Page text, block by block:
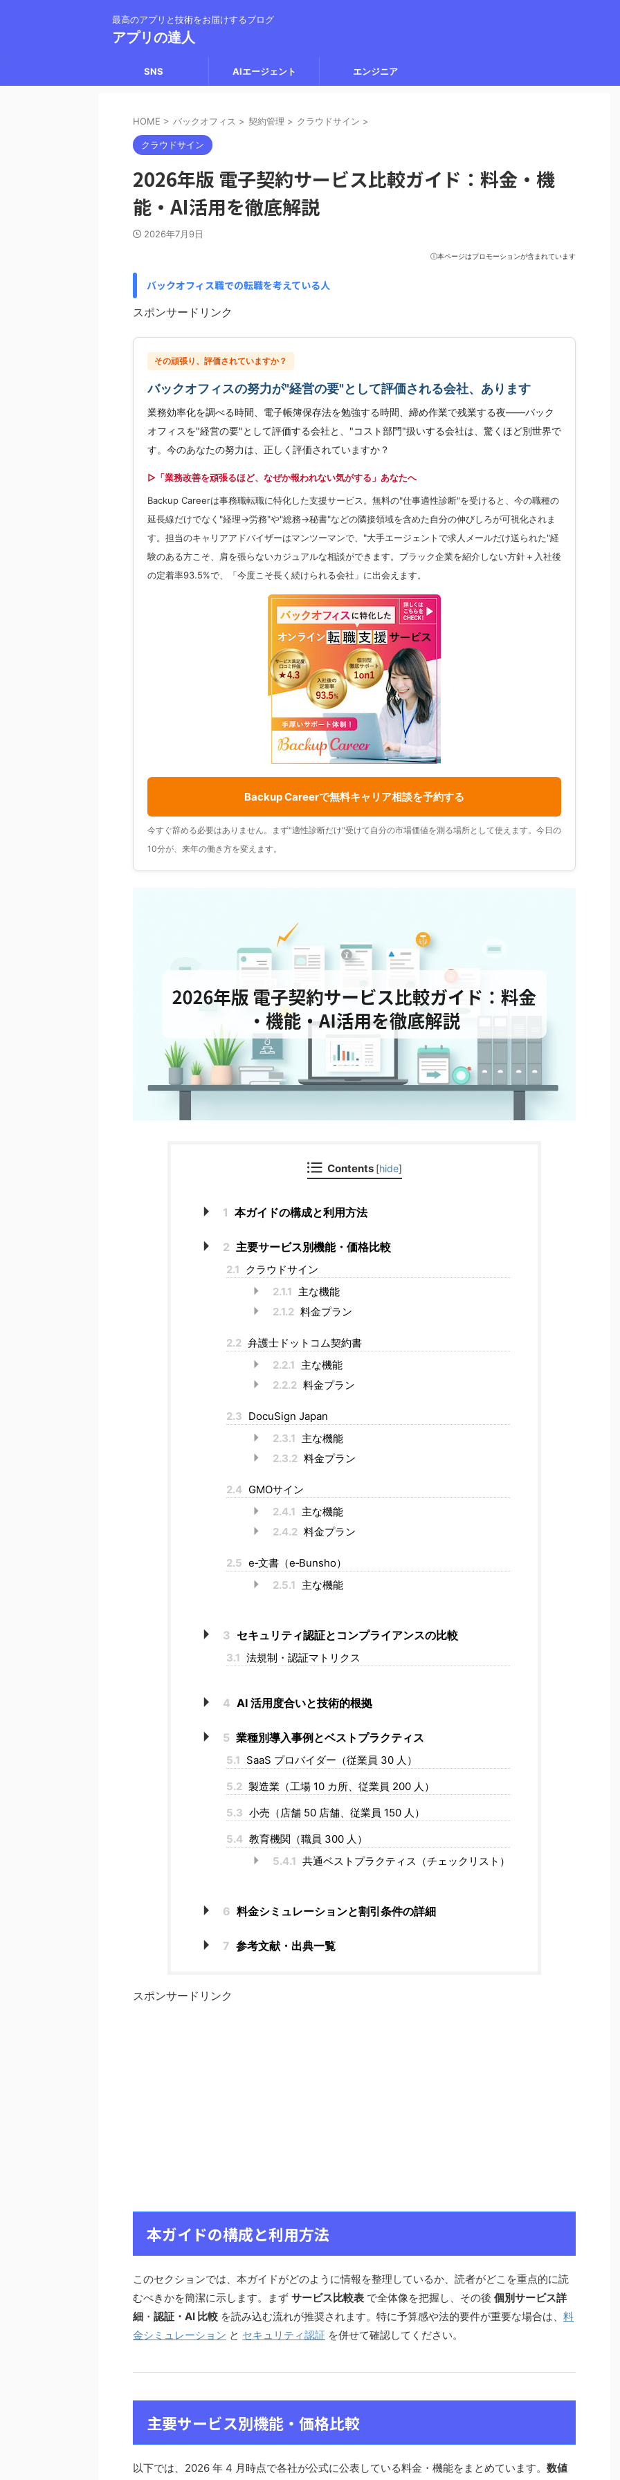
最高のアプリと技術をお届けするブログ
アプリの達人
SNS AIエージェント エンジニア
HOME > バックオフィス > 契約管理 > クラウドサイン >
クラウドサイン
2026年版 電子契約サービス比較ガイド：料金・機
能・AI活用を徹底解説
2026年7月9日
ⓘ本ページはプロモーションが含まれています
バックオフィス職での転職を考えている人
スポンサードリンク
その頑張り、評価されていますか？
バックオフィスの努力が"経営の要"として評価される会社、あります
業務効率化を調べる時間、電子帳簿保存法を勉強する時間、締め作業で残業する夜——バック
オフィスを"経営の要"として評価する会社と、"コスト部門"扱いする会社は、驚くほど別世界で
す。今のあなたの努力は、正しく評価されていますか？
▷「業務改善を頑張るほど、なぜか報われない気がする」あなたへ
Backup Careerは事務職転職に特化した支援サービス。無料の"仕事適性診断"を受けると、今の職種の
延長線だけでなく"経理→労務"や"総務→秘書"などの隣接領域を含めた自分の伸びしろが可視化されま
す。担当のキャリアアドバイザーはマンツーマンで、"大手エージェントで求人メールだけ送られた"経
験のある方こそ、肩を張らないカジュアルな相談ができます。ブラック企業を紹介しない方針＋入社後
の定着率93.5%で、「今度こそ長く続けられる会社」に出会えます。
Backup Careerで無料キャリア相談を予約する
今すぐ辞める必要はありません。まず"適性診断だけ"受けて自分の市場価値を測る場所として使えます。今日の
10分が、来年の働き方を変えます。
Contents [hide]
1 本ガイドの構成と利用方法
2 主要サービス別機能・価格比較
2.1 クラウドサイン
2.1.1 主な機能
2.1.2 料金プラン
2.2 弁護士ドットコム契約書
2.2.1 主な機能
2.2.2 料金プラン
2.3 DocuSign Japan
2.3.1 主な機能
2.3.2 料金プラン
2.4 GMOサイン
2.4.1 主な機能
2.4.2 料金プラン
2.5 e‑文書（e‑Bunsho）
2.5.1 主な機能
3 セキュリティ認証とコンプライアンスの比較
3.1 法規制・認証マトリクス
4 AI 活用度合いと技術的根拠
5 業種別導入事例とベストプラクティス
5.1 SaaS プロバイダー（従業員 30 人）
5.2 製造業（工場 10 カ所、従業員 200 人）
5.3 小売（店舗 50 店舗、従業員 150 人）
5.4 教育機関（職員 300 人）
5.4.1 共通ベストプラクティス（チェックリスト）
6 料金シミュレーションと割引条件の詳細
7 参考文献・出典一覧
スポンサードリンク
本ガイドの構成と利用方法
このセクションでは、本ガイドがどのように情報を整理しているか、読者がどこを重点的に読
むべきかを簡潔に示します。まず サービス比較表 で全体像を把握し、その後 個別サービス詳
細 ・ 認証・AI 比較 を読み込む流れが推奨されます。特に予算感や法的要件が重要な場合は、 料
金シミュレーション と セキュリティ認証 を併せて確認してください。
主要サービス別機能・価格比較
以下では、2026 年 4 月時点で各社が公式に公表している料金・機能をまとめています。 数値